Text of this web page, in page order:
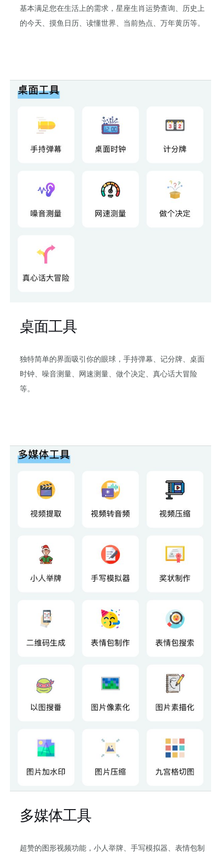
基本满足您在生活上的需求，星座生肖运势查询、历史上
的今天、摸鱼日历、读懂世界、当前热点、万年黄历等。
桌面工具
独特简单的界面吸引你的眼球，手持弹幕、记分牌、桌面
时钟、噪音测量、网速测量、做个决定、真心话大冒险
等。
多媒体工具
超赞的图形视频功能，小人举牌、手写模拟器、表情包制